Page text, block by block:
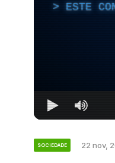
ESTE
SOCIEDADE 22 nov,